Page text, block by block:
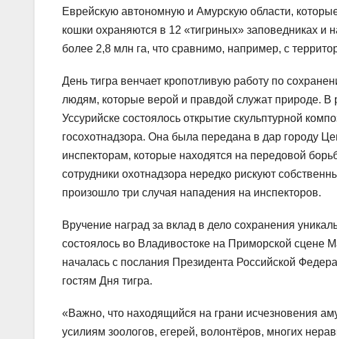
Еврейскую автономную и Амурскую области,
кошки охраняются в 12 «тигриных» заповедниках
более 2,8 млн га, что сравнимо, например, с
День тигра венчает кропотливую работу по
людям, которые верой и правдой служат природе. В
Уссурийске состоялось открытие скульптурной
госохотнадзора. Она была передана в дар городу
инспекторам, которые находятся на передовой
сотрудники охотнадзора нередко рискуют
произошло три случая нападения на инспекторов.
Вручение наград за вклад в дело сохранения
состоялось во Владивостоке на Приморской сцене
началась с послания Президента Российской
гостям Дня тигра.
«Важно, что находящийся на грани исчезновения
усилиям зоологов, егерей, волонтёров, многих